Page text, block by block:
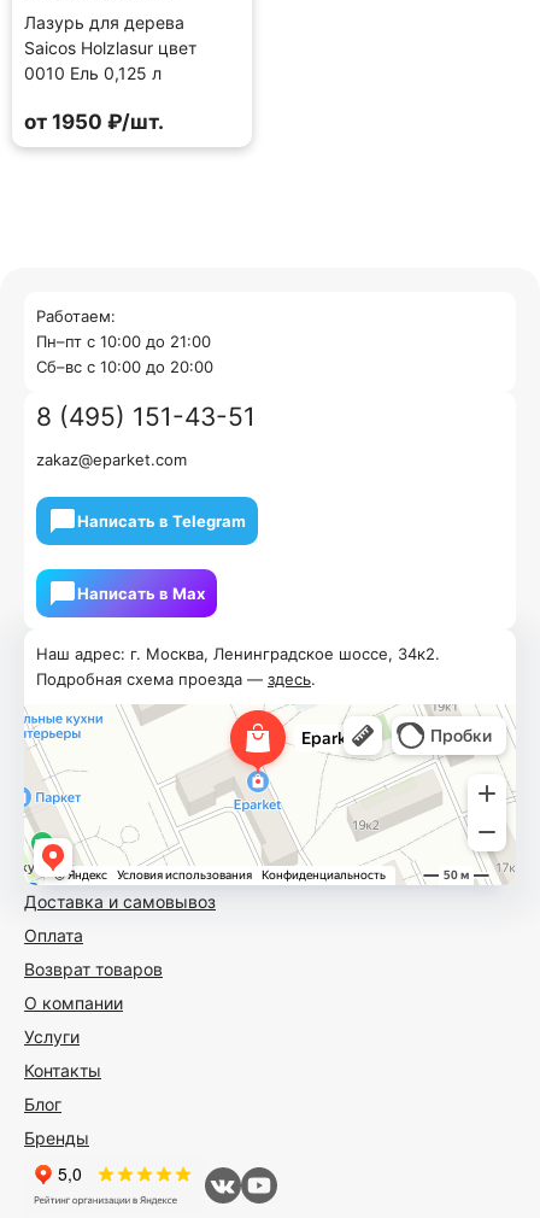
Лазурь для дерева
Saicos Holzlasur цвет
0010 Ель 0,125 л
от 1950 ₽/шт.
Доставка и самовывоз
Оплата
Возврат товаров
О компании
Услуги
Контакты
Блог
Бренды
Наш адрес: г. Москва, Ленинградское шоссе, 34к2.
Подробная схема проезда — здесь.
Работаем:
Пн–пт с 10:00 до 21:00
Cб–вс с 10:00 до 20:00
8 (495) 151-43-51
zakaz@eparket.com
Написать в Telegram
Написать в Мах